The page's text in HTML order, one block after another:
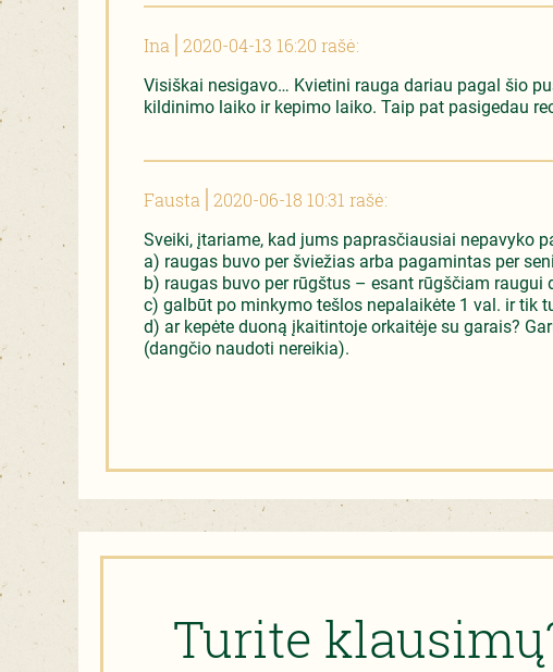
Ina 2020-04-13 16:20 rašė:
Visiškai nesigavo… Kvietini rauga dariau pagal šio
kildinimo laiko ir kepimo laiko. Taip pat pasigedau
Fausta 2020-06-18 10:31 rašė:
Sveiki, įtariame, kad jums paprasčiausiai nepavyko
a) raugas buvo per šviežias arba pagamintas per
b) raugas buvo per rūgštus – esant rūgščiam raugui
c) galbūt po minkymo tešlos nepalaikėte 1 val. ir tik
d) ar kepėte duoną įkaitintoje orkaitėje su garais?
(dangčio naudoti nereikia).
Turite